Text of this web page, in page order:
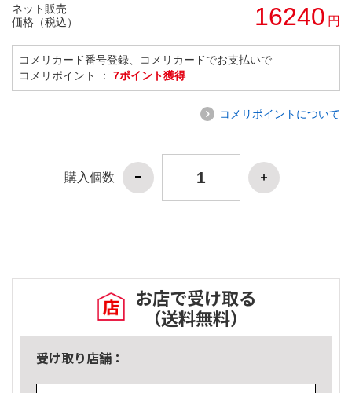
ネット販売
価格（税込）
16240 円
コメリカード番号登録、コメリカードでお支払いで
コメリポイント ： 7ポイント獲得
コメリポイントについて
購入個数
お店で受け取る
（送料無料）
受け取り店舗：